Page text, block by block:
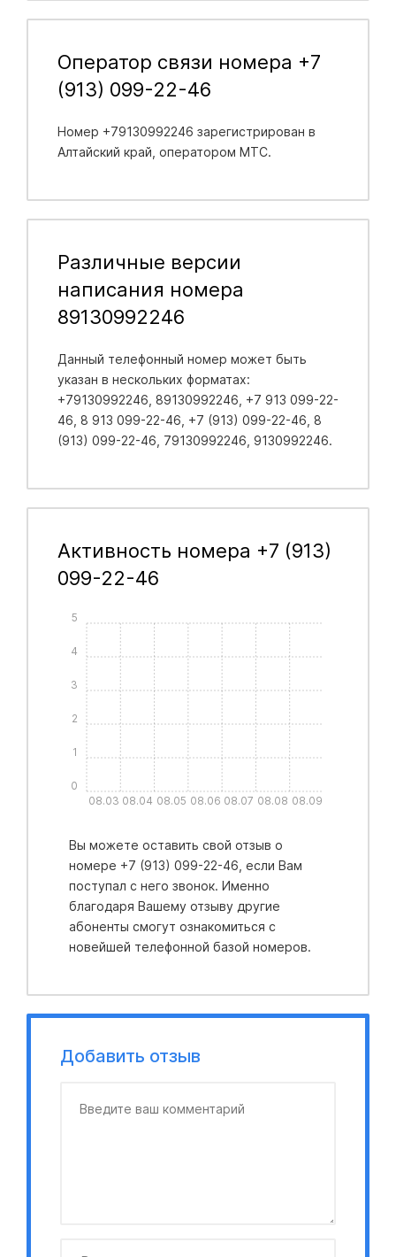
Оператор связи номера +7
(913) 099-22-46
Номер +79130992246 зарегистрирован в
Алтайский край , оператором МТС.
Различные версии
написания номера
89130992246
Данный телефонный номер может быть
указан в нескольких форматах:
+79130992246, 89130992246, +7 913 099-22-
46, 8 913 099-22-46, +7 (913) 099-22-46, 8
(913) 099-22-46, 79130992246, 9130992246.
Активность номера +7 (913)
099-22-46
08.03 08.04 08.05 08.06 08.07 08.08 08.09
0
1
2
3
4
5
Вы можете оставить свой отзыв о
номере +7 (913) 099-22-46, если Вам
поступал с него звонок. Именно
благодаря Вашему отзыву другие
абоненты смогут ознакомиться с
новейшей телефонной базой номеров.
Добавить отзыв